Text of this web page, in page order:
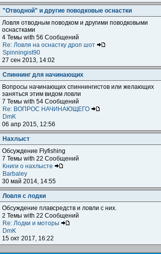
"Отводной" и другие поводковые оснастки
Ловля отводным поводком и другими поводковыми
оснастками
4 Темы with 56 Сообщений
Re: Ловля на оснастку дроп шот
Spinningist90
27 сен 2013, 14:02
Спиннинг для начинающих
Вопросы начинающих спиннингистов или желающих
заняться этим видом ловли
7 Темы with 54 Сообщений
Re: ВОПРОС НАЧИНАЮЩЕГО
DmK
06 апр 2015, 12:56
Нахлыст
Обсуждение Flyfishing
7 Темы with 22 Сообщений
Книги о нахлысте
Barbaley
30 май 2014, 14:55
Ловля с лодки
Обсуждение плавсредств и ловли с них.
2 Темы with 22 Сообщений
Re: Лодки и моторы
DmK
15 окт 2017, 16:22